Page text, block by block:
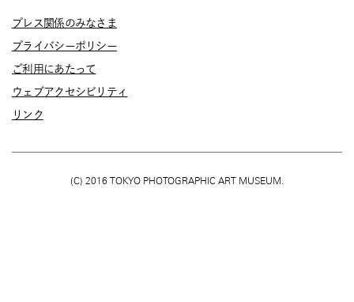
プレス関係のみなさま
プライバシーポリシー
ご利用にあたって
ウェブアクセシビリティ
リンク
(C) 2016 TOKYO PHOTOGRAPHIC ART MUSEUM.